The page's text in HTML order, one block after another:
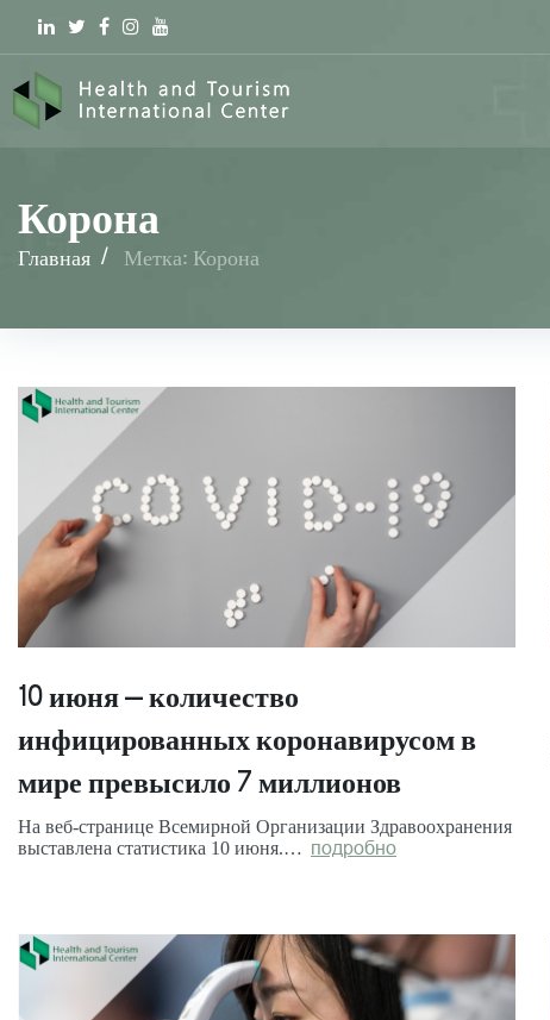
Linkedin
TwitterFacebook
Instagram
youtube
Корона
Главная / Метка: Корона
Корона
10 июня – количество
инфицированных коронавирусом в
мире превысило 7 миллионов
На веб-странице Всемирной Организации Здравоохранения
выставлена статистика 10 июня.… подробно